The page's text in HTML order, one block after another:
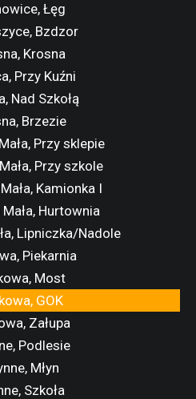
Łęg
Bzdzor
Krosna
Przy Kuźni
Nad Szkołą
Brzezie
Przy sklepie
Przy szkole
Kamionka I
Hurtownia
Lipniczka/Nadole
Piekarnia
Most
GOK
Załupa
Podlesie
Młyn
Szkoła